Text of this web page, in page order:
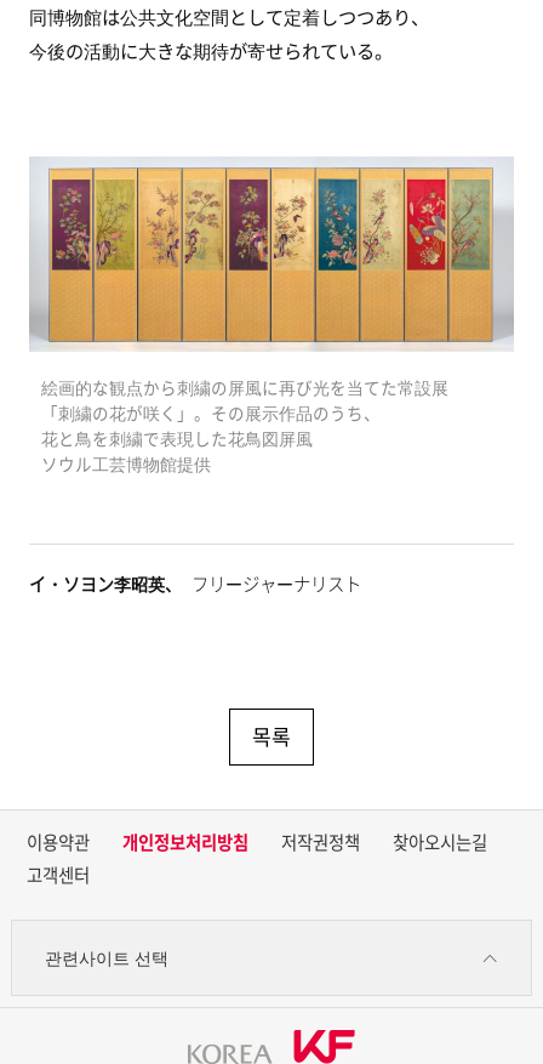
同博物館は公共文化空間として定着しつつあり、
今後の活動に大きな期待が寄せられている。
絵画的な観点から刺繍の屏風に再び光を当てた常設展
「刺繍の花が咲く」。その展示作品のうち、
花と鳥を刺繍で表現した花鳥図屏風
ソウル工芸博物館提供
イ・ソヨン李昭英、 フリージャーナリスト
목록
이용약관 개인정보처리방침 저작권정책
찾아오시는길
고객센터
관련사이트 선택